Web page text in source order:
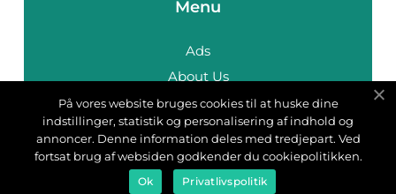
Menu
Ads
About Us
Cookies
Contact
Sitemap
På vores website bruges cookies til at huske dine
indstillinger, statistik og personalisering af indhold og
annoncer. Denne information deles med tredjepart. Ved
fortsat brug af websiden godkender du cookiepolitikken.
Ok Privatlivspolitik